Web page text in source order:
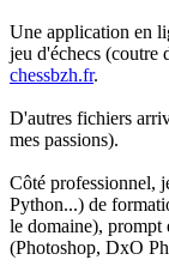
Une application en
jeu d'échecs (coutre
chessbzh.fr.
D'autres fichiers
mes passions).
Côté professionnel,
Python...) de
le domaine), prompt
(Photoshop, DxO